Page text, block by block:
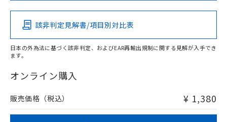
O
在庫等で未対応品が混在する可能性があります。
問い合わせください。
その他の認証はこちらのページからご検索ください
該非判定見解書/項目別対比表
日本の外為法に基づく該非判定、およびEAR再輸出規制に関する見解が入手でき
ます。
オンライン購入
販売価格（税込） ¥ 1,380